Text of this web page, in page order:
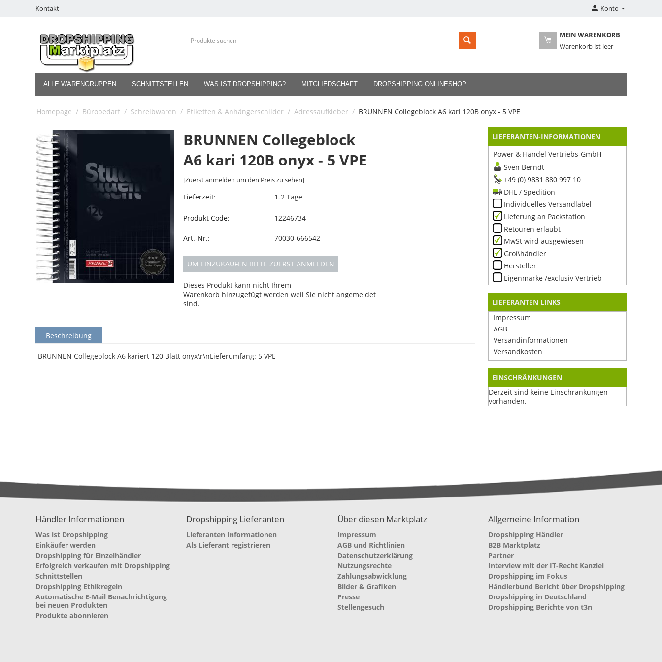
Kontakt Konto
MEIN WARENKORB
Warenkorb ist leer
ALLE WARENGRUPPEN SCHNITTSTELLEN WAS IST DROPSHIPPING? MITGLIEDSCHAFT DROPSHIPPING ONLINESHOP
Homepage / Bürobedarf / Schreibwaren / Etiketten & Anhängerschilder / Adressaufkleber / BRUNNEN Collegeblock A6 kari 120B onyx - 5 VPE
BRUNNEN Collegeblock
A6 kari 120B onyx - 5 VPE
[Zuerst anmelden um den Preis zu sehen]
Lieferzeit: 1-2 Tage
Produkt Code: 12246734
Art.-Nr.: 70030-666542
UM EINZUKAUFEN BITTE ZUERST ANMELDEN
Dieses Produkt kann nicht Ihrem
Warenkorb hinzugefügt werden weil Sie nicht angemeldet
sind.
Beschreibung
BRUNNEN Collegeblock A6 kariert 120 Blatt onyx\r\nLieferumfang: 5 VPE
LIEFERANTEN-INFORMATIONEN
Power & Handel Vertriebs-GmbH
Sven Berndt
+49 (0) 9831 880 997 10
DHL / Spedition
Individuelles Versandlabel
Lieferung an Packstation
Retouren erlaubt
MwSt wird ausgewiesen
Großhändler
Hersteller
Eigenmarke /exclusiv Vertrieb
LIEFERANTEN LINKS
Impressum
AGB
Versandinformationen
Versandkosten
EINSCHRÄNKUNGEN
Derzeit sind keine Einschränkungen
vorhanden.
Händler Informationen
Was ist Dropshipping
Einkäufer werden
Dropshipping für Einzelhändler
Erfolgreich verkaufen mit Dropshipping
Schnittstellen
Dropshipping Ethikregeln
Automatische E-Mail Benachrichtigung
bei neuen Produkten
Produkte abonnieren
Dropshipping Lieferanten
Lieferanten Informationen
Als Lieferant registrieren
Über diesen Marktplatz
Impressum
AGB und Richtlinien
Datenschutzerklärung
Nutzungsrechte
Zahlungsabwicklung
Bilder & Grafiken
Presse
Stellengesuch
Allgemeine Information
Dropshipping Händler
B2B Marktplatz
Partner
Interview mit der IT-Recht Kanzlei
Dropshipping im Fokus
Händlerbund Bericht über Dropshipping
Dropshipping in Deutschland
Dropshipping Berichte von t3n